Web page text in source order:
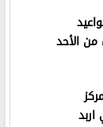
من الأحد